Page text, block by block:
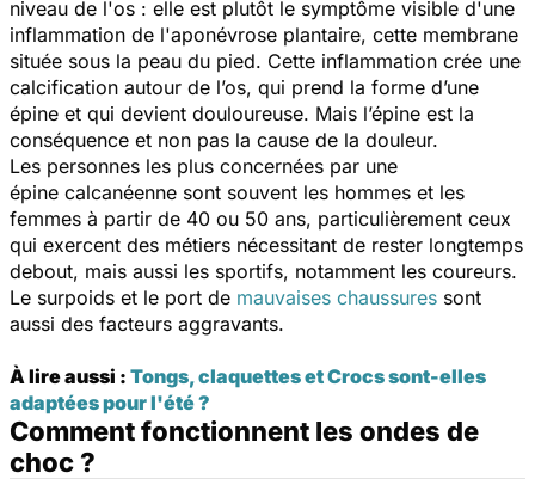
niveau de l'os : elle est plutôt le symptôme visible d'une
inflammation de l'aponévrose plantaire, cette membrane
située sous la peau du pied. Cette inflammation crée une
calcification autour de l’os, qui prend la forme d’une
épine et qui devient douloureuse. Mais l’épine est la
conséquence et non pas la cause de la douleur.
Les personnes les plus concernées par une
épine calcanéenne sont souvent les hommes et les
femmes à partir de 40 ou 50 ans, particulièrement ceux
qui exercent des métiers nécessitant de rester longtemps
debout, mais aussi les sportifs, notamment les coureurs.
Le surpoids et le port de mauvaises chaussures sont
aussi des facteurs aggravants.
À lire aussi : Tongs, claquettes et Crocs sont-elles
adaptées pour l'été ?
Comment fonctionnent les ondes de
choc ?